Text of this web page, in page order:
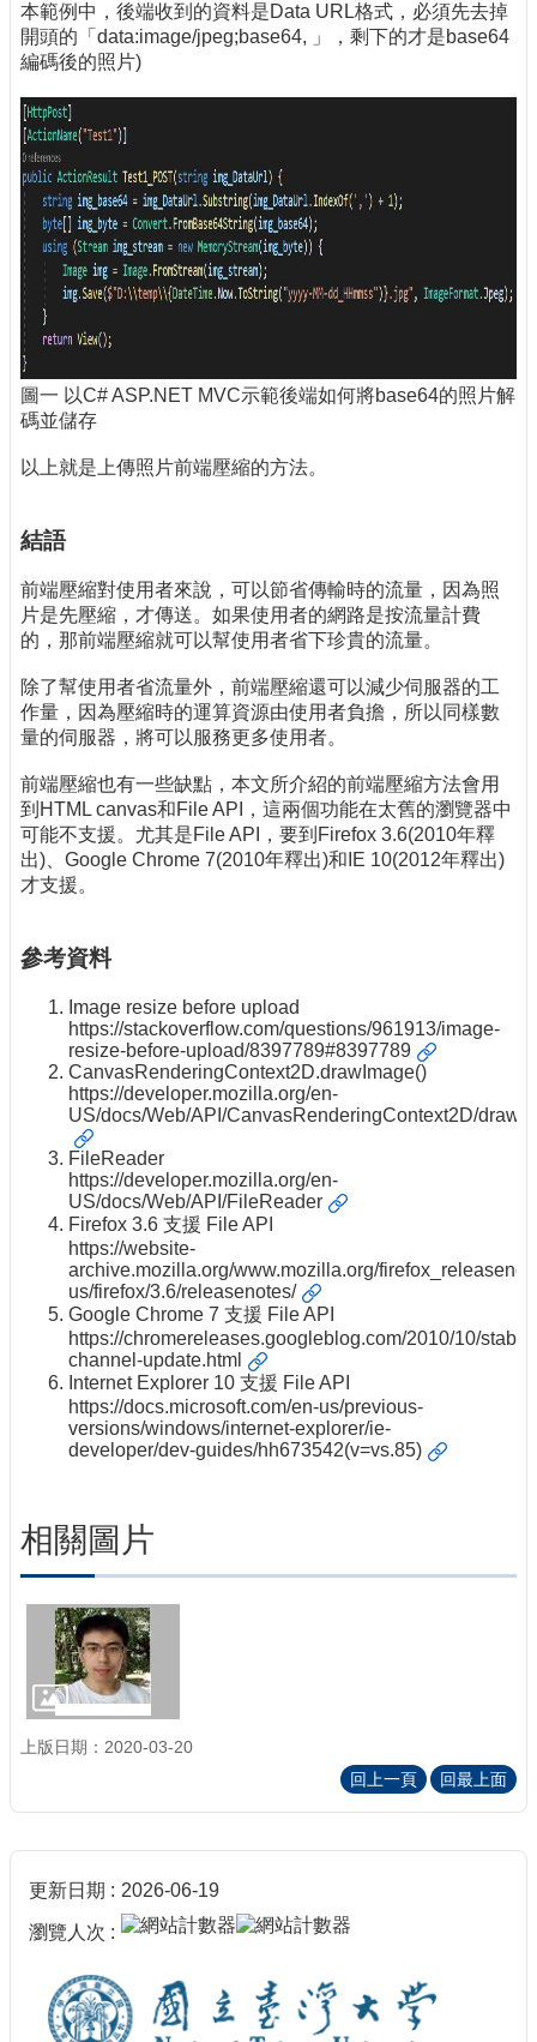
本範例中，後端收到的資料是Data URL格式，必須先去掉
開頭的「data:image/jpeg;base64, 」，剩下的才是base64
編碼後的照片)
圖一 以C# ASP.NET MVC示範後端如何將base64的照片解
碼並儲存
以上就是上傳照片前端壓縮的方法。
結語
前端壓縮對使用者來說，可以節省傳輸時的流量，因為照
片是先壓縮，才傳送。如果使用者的網路是按流量計費
的，那前端壓縮就可以幫使用者省下珍貴的流量。
除了幫使用者省流量外，前端壓縮還可以減少伺服器的工
作量，因為壓縮時的運算資源由使用者負擔，所以同樣數
量的伺服器，將可以服務更多使用者。
前端壓縮也有一些缺點，本文所介紹的前端壓縮方法會用
到HTML canvas和File API，這兩個功能在太舊的瀏覽器中
可能不支援。尤其是File API，要到Firefox 3.6(2010年釋
出)、Google Chrome 7(2010年釋出)和IE 10(2012年釋出)
才支援。
參考資料
Image resize before upload
https://stackoverflow.com/questions/961913/image-
resize-before-upload/8397789#8397789
CanvasRenderingContext2D.drawImage()
https://developer.mozilla.org/en-
US/docs/Web/API/CanvasRenderingContext2D/
FileReader
https://developer.mozilla.org/en-
US/docs/Web/API/FileReader
Firefox 3.6 支援 File API
https://website-
archive.mozilla.org/www.mozilla.org/
us/firefox/3.6/releasenotes/
Google Chrome 7 支援 File API
https://chromereleases.googleblog.com/2010/10/stable-
channel-update.html
Internet Explorer 10 支援 File API
https://docs.microsoft.com/en-us/previous-
versions/windows/internet-explorer/ie-
developer/dev-guides/hh673542(v=vs.85)
相關圖片
上版日期：2020-03-20
回上一頁
回最上面
更新日期 2026-06-19
瀏覽人次